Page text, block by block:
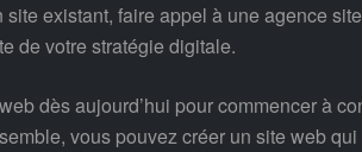
existant, faire appel à une agence
de votre stratégie digitale.
dès aujourd’hui pour commencer à
vous pouvez créer un site web qui